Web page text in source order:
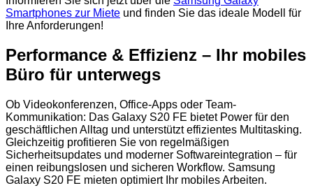
Smartphones zur Miete und finden Sie das ideale Modell für
Ihre Anforderungen!
Performance & Effizienz – Ihr mobiles
Büro für unterwegs
Ob Videokonferenzen, Office-Apps oder Team-
Kommunikation: Das Galaxy S20 FE bietet Power für den
geschäftlichen Alltag und unterstützt effizientes Multitasking.
Gleichzeitig profitieren Sie von regelmäßigen
Sicherheitsupdates und moderner Softwareintegration – für
einen reibungslosen und sicheren Workflow. Samsung
Galaxy S20 FE mieten optimiert Ihr mobiles Arbeiten.